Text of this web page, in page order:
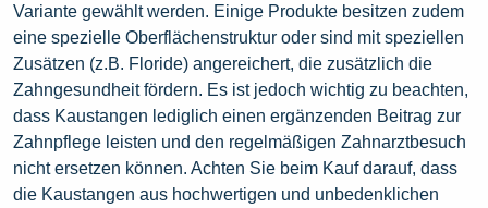
Variante gewählt werden. Einige Produkte besitzen zudem
eine spezielle Oberflächenstruktur oder sind mit speziellen
Zusätzen (z.B. Floride) angereichert, die zusätzlich die
Zahngesundheit fördern. Es ist jedoch wichtig zu beachten,
dass Kaustangen lediglich einen ergänzenden Beitrag zur
Zahnpflege leisten und den regelmäßigen Zahnarztbesuch
nicht ersetzen können. Achten Sie beim Kauf darauf, dass
die Kaustangen aus hochwertigen und unbedenklichen